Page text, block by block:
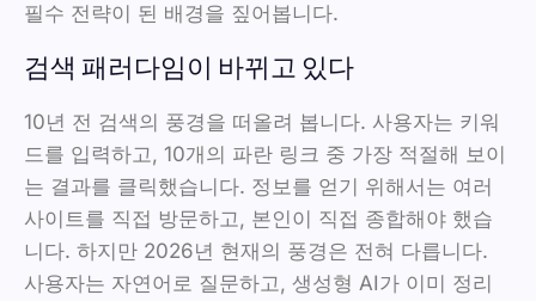
필수 전략이 된 배경을 짚어봅니다.
검색 패러다임이 바뀌고 있다
10년 전 검색의 풍경을 떠올려 봅니다. 사용자는 키워
드를 입력하고, 10개의 파란 링크 중 가장 적절해 보이
는 결과를 클릭했습니다. 정보를 얻기 위해서는 여러
사이트를 직접 방문하고, 본인이 직접 종합해야 했습
니다. 하지만 2026년 현재의 풍경은 전혀 다릅니다.
사용자는 자연어로 질문하고, 생성형 AI가 이미 정리